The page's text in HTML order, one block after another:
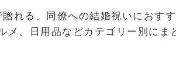
れる、同僚への結婚祝いにおす
メ、日用品などカテゴリー別にま